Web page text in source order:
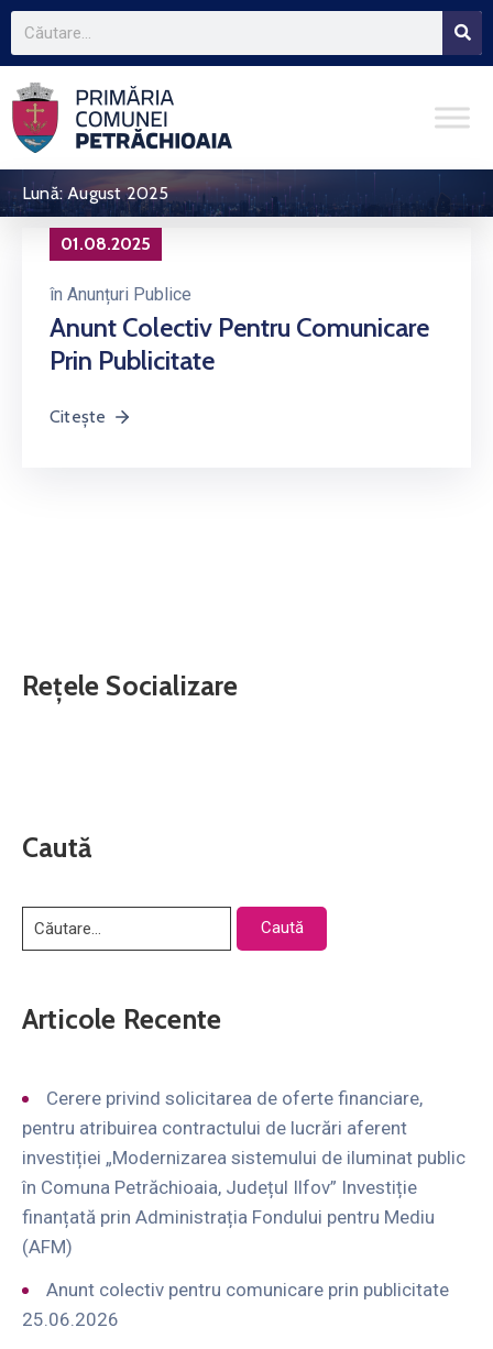
Lună:August 2025
01.08.2025
în Anunțuri Publice
Anunt Colectiv Pentru Comunicare
Prin Publicitate
Citește
Rețele Socializare
Caută
Articole Recente
Cerere privind solicitarea de oferte financiare,
pentru atribuirea contractului de lucrări aferent
investiției „Modernizarea sistemului de iluminat public
în Comuna Petrăchioaia, Județul Ilfov” Investiție
finanțată prin Administrația Fondului pentru Mediu
(AFM)
Anunt colectiv pentru comunicare prin publicitate
25.06.2026